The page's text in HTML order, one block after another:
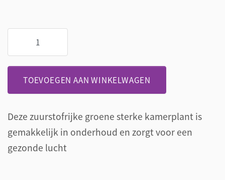
cm
TOEVOEGEN AAN WINKELWAGEN
Deze zuurstofrijke groene sterke kamerplant is
gemakkelijk in onderhoud en zorgt voor een
gezonde lucht